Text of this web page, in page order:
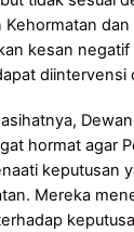
kesan
diintervensi
hormat agar
keputusan
Mereka